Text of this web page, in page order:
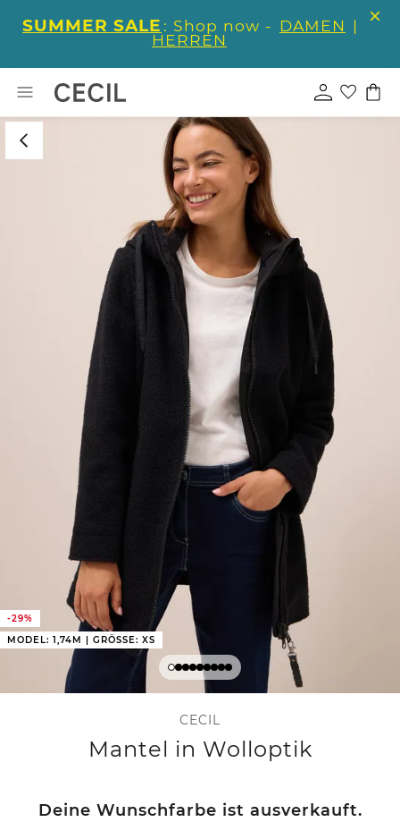
SUMMER SALE : Shop now - DAMEN |
HERREN
-29%
MODEL: 1,74M | GRÖSSE: XS
CECIL
Mantel in Wolloptik
Deine Wunschfarbe ist ausverkauft.